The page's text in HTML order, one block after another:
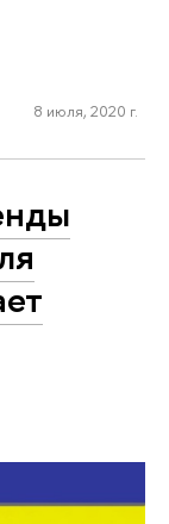
8 июля, 2020 г.